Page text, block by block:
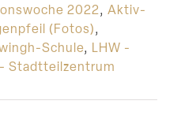
2022, Aktiv-
(Fotos),
Schule, LHW -
Stadtteilzentrum